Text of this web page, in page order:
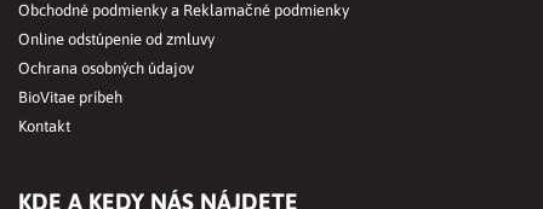
Obchodné podmienky a Reklamačné podmienky
Online odstúpenie od zmluvy
Ochrana osobných údajov
BioVitae príbeh
Kontakt
KDE A KEDY NÁS NÁJDETE